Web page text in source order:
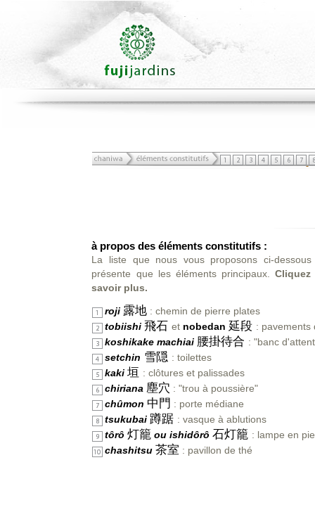
à propos des éléments constitutifs :
La liste que nous vous proposons ci-
présente que les éléments principaux.
savoir plus.
roji 露地 : chemin de pierre plates
tobiishi飛石et nobedan 延段 : pavements
koshikake machiai 腰掛待合 : "banc
setchin 雪隠 : toilettes
kaki 垣 : clôtures et palissades
chiriana 塵穴 : "trou à poussière"
chûmon 中門 : porte médiane
tsukubai 蹲踞 : vasque à ablutions
tôrô灯籠 ou ishidôrô 石灯籠 : lampe en
chashitsu 茶室 : pavillon de thé